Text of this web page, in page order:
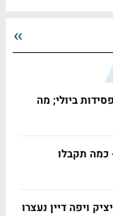
ביולי; מה
הלאומי 40 שנה - כמה תקבלו
ויפה דיין נעצרו